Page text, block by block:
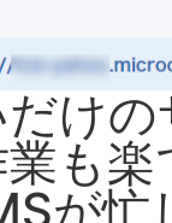
けの
も楽
が忙